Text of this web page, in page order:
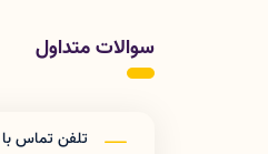
سوالات متداول
تلفن تماس